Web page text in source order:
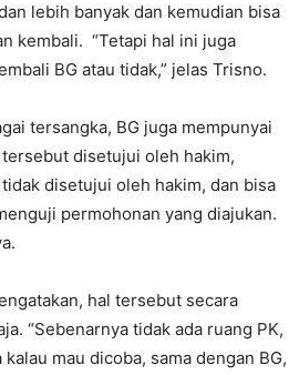
lebih banyak dan kemudian bisa
kembali. “Tetapi hal ini juga
BG atau tidak,” jelas Trisno.
tersangka, BG juga mempunyai
disetujui oleh hakim,
disetujui oleh hakim, dan bisa
permohonan yang diajukan.
hal tersebut secara
“Sebenarnya tidak ada ruang PK,
mau dicoba, sama dengan BG,